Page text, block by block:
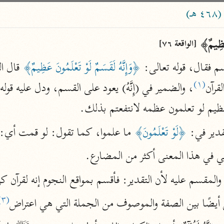
علوم مصاحف
Type 2 or
1 or
عامّة
فتح البيان
صديق حسن خان (١٣٠٧ هـ)
نحو ١٢ مجلدًا
فتح القدير
معاصرة
[الواقعة ٧٦]
فقال، قوله تعالى: ﴿وَإِنَّهُ لَقَسَمٌ لَوْ تَعْلَمُونَ عَظِيمٌ﴾
(١) ، والضمير في (إِنَّهُ) يعود على القسم، ودل عليه
لو تعلمون عظمه لانتفعتم بذلك.
في: ﴿لَوْ تَعْلَمُونَ﴾ ما علموا، كما تقول: لو قمت
في هذا المعنى أكثر من المضارع.
عليه لأن التقدير: فأقسم بمواقع النجوم إنه لقرآن
أيضًا بين الصفة والموصوف من الجملة التي هي اعتراض(٣)